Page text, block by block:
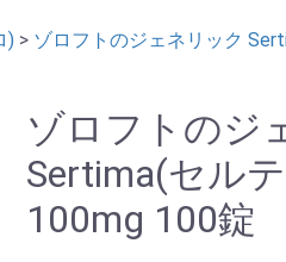
)> ゾロフトのジェネリック
ゾロフトのジ
Sertima(セル
100mg 100錠